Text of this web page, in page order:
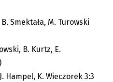
B. Smektała, M. Turowski
B. Kurtz, E.
Hampel, K. Wieczorek 3:3